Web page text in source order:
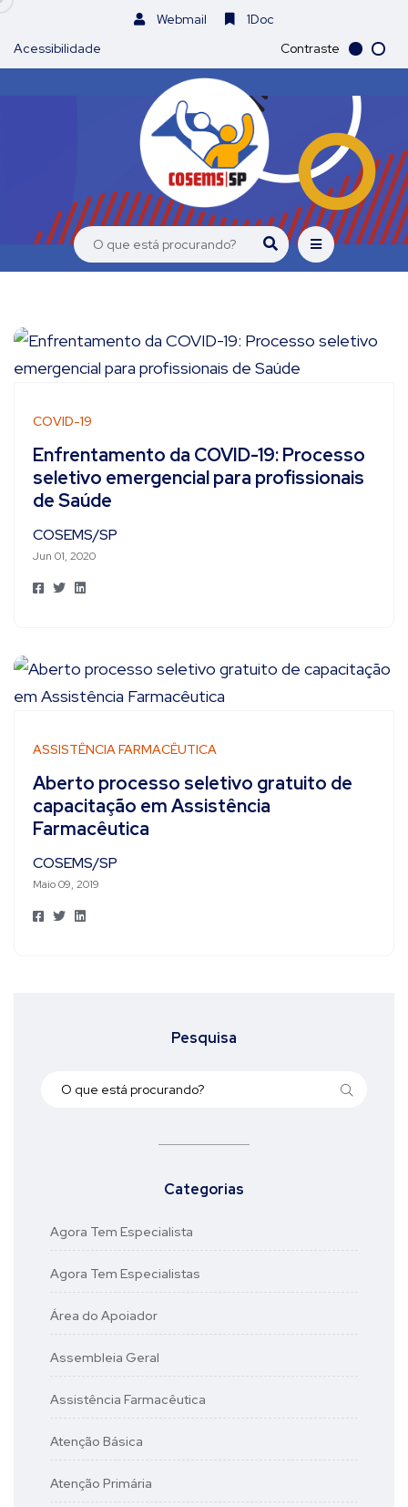
Webmail
1Doc
Acessibilidade
Contraste
COVID-19
Enfrentamento da COVID-19: Processo
seletivo emergencial para profissionais
de Saúde
COSEMS/SP
Jun 01, 2020
ASSISTÊNCIA FARMACÊUTICA
Aberto processo seletivo gratuito de
capacitação em Assistência
Farmacêutica
COSEMS/SP
Maio 09, 2019
Pesquisa
Categorias
Agora Tem Especialista
Agora Tem Especialistas
Área do Apoiador
Assembleia Geral
Assistência Farmacêutica
Atenção Básica
Atenção Primária